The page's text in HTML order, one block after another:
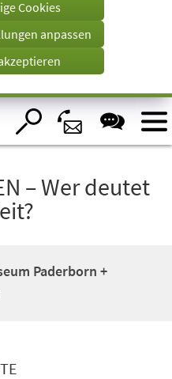
Cookies
anpassen
– Wer deutet
Paderborn +